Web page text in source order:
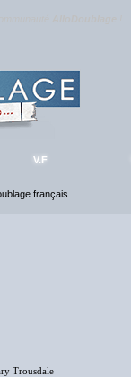
V.F
français.
Trousdale